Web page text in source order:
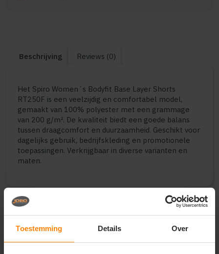
Toestemming Details Over
Beschrijving Reviews (0)
Het Spiro Women´s Bodyfit Base Layer Shorts
RT250F is een veelzijdig en comfortabel model,
gemaakt van 100% polyester met een grammage
van 200 g/m². De kwaliteit biedt een goede balans
tussen draagcomfort en duurzaamheid. Geschikt voor
dagelijks gebruik, bedrijfskleding en promotionele
toepassingen. Verkrijgbaar in diverse varianten en
maten.
Vragen? Neem contact
klantenservice